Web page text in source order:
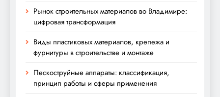
Рынок строительных материалов во Владимире:
цифровая трансформация
Виды пластиковых материалов, крепежа и
фурнитуры в строительстве и монтаже
Пескоструйные аппараты: классификация,
принцип работы и сферы применения